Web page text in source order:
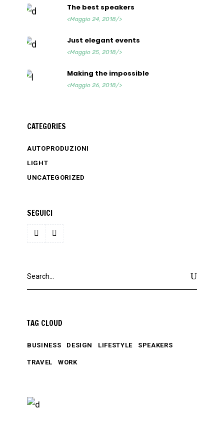
The best speakers
<Maggio 24, 2018/>
Just elegant events
<Maggio 25, 2018/>
Making the impossible
<Maggio 26, 2018/>
CATEGORIES
AUTOPRODUZIONI
LIGHT
UNCATEGORIZED
SEGUICI
TAG CLOUD
BUSINESS DESIGN LIFESTYLE SPEAKERS
TRAVEL WORK